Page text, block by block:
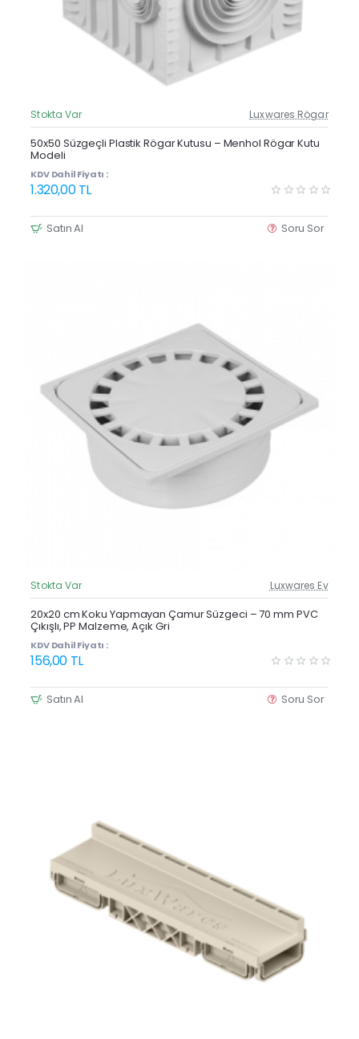
Güncel Fiyat
Yeni Ürün
Stokta Var Luxwares Rögar
50x50 Süzgeçli Plastik Rögar Kutusu – Menhol Rögar Kutu
Modeli
KDV Dahil Fiyatı :
1.320,00 TL
Satın Al Soru Sor
Güncel Fiyat
Yeni Ürün
Stokta Var Luxwares Ev
20x20 cm Koku Yapmayan Çamur Süzgeci – 70 mm PVC
Çıkışlı, PP Malzeme, Açık Gri
KDV Dahil Fiyatı :
156,00 TL
Satın Al Soru Sor